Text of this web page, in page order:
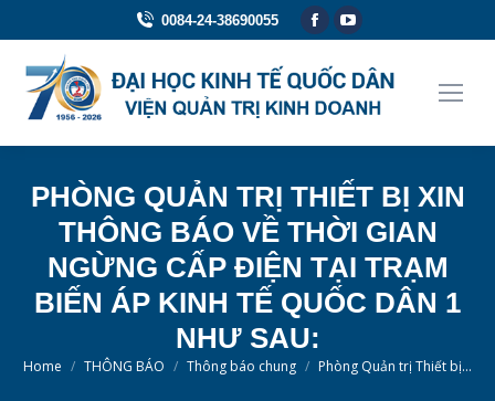
0084-24-38690055
Facebook
opens
in
YouTube
opens
in
PHÒNG QUẢN TRỊ THIẾT BỊ XIN
THÔNG BÁO VỀ THỜI GIAN
NGỪNG CẤP ĐIỆN TẠI TRẠM
BIẾN ÁP KINH TẾ QUỐC DÂN 1
NHƯ SAU:
You are here:
Home THÔNG BÁO Thông báo chung Phòng Quản trị Thiết bị…